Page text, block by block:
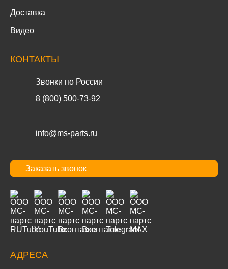
Доставка
Видео
КОНТАКТЫ
Звонки по России
8 (800) 500-73-92
info@ms-parts.ru
Заказать звонок
АДРЕСА